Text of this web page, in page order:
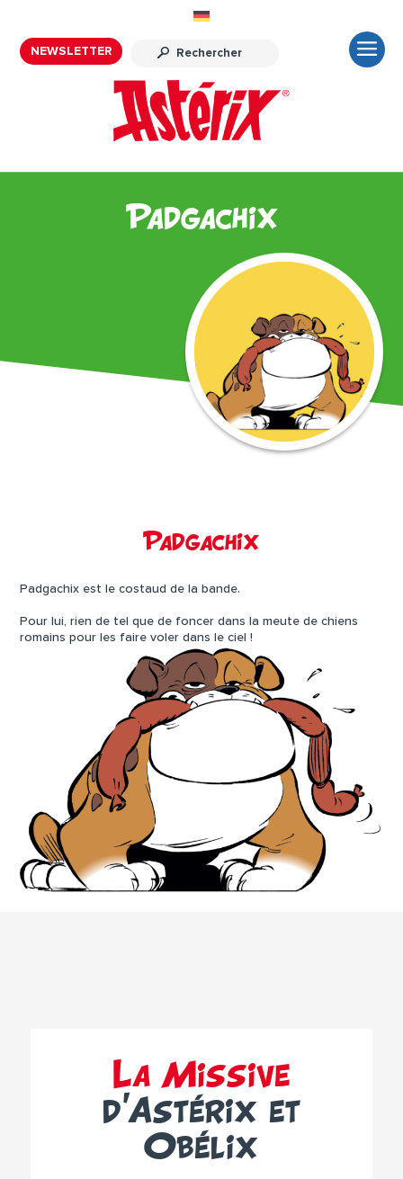
NEWSLETTER
Padgachix
Padgachix
Padgachix est le costaud de la bande.
Pour lui, rien de tel que de foncer dans la meute de chiens
romains pour les faire voler dans le ciel !
La Missive
d’Astérix et
Obélix